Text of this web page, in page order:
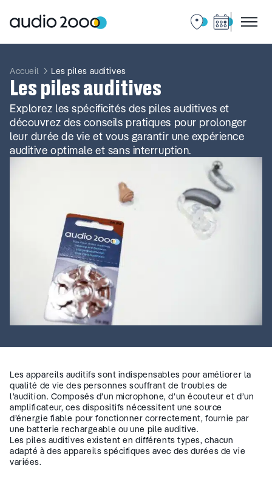
contenu
Accueil Les piles auditives
Les piles auditives
Explorez les spécificités des piles auditives et
découvrez des conseils pratiques pour prolonger
leur durée de vie et vous garantir une expérience
auditive optimale et sans interruption.
Les appareils auditifs sont indispensables pour améliorer la
qualité de vie des personnes souffrant de troubles de
l’audition. Composés d’un microphone, d’un écouteur et d’un
amplificateur, ces dispositifs nécessitent une source
d’énergie fiable pour fonctionner correctement, fournie par
une batterie rechargeable ou une pile auditive.
Les piles auditives existent en différents types, chacun
adapté à des appareils spécifiques avec des durées de vie
variées.